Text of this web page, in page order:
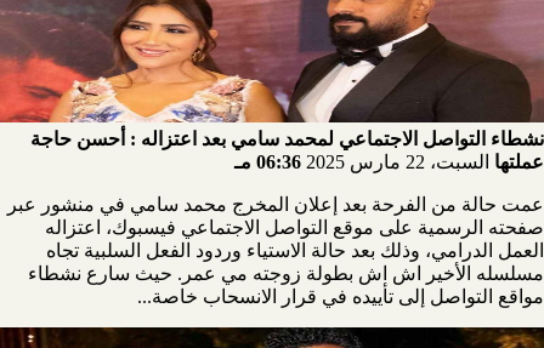
نشطاء التواصل الاجتماعي لمحمد سامي بعد اعتزاله : أحسن حاجة
عملتها السبت، 22 مارس 2025 06:36 مـ
عمت حالة من الفرحة بعد إعلان المخرج محمد سامي في منشور عبر
صفحته الرسمية على موقع التواصل الاجتماعي فيسبوك، اعتزاله
العمل الدرامي، وذلك بعد حالة الاستياء وردود الفعل السلبية تجاه
مسلسله الأخير اش اش بطولة زوجته مي عمر. حيث سارع نشطاء
مواقع التواصل إلى تأييده في قرار الانسحاب خاصة...